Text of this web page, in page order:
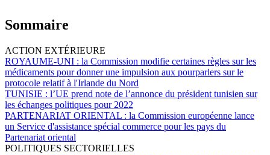
Sommaire
ACTION EXTÉRIEURE
ROYAUME-UNI : la Commission modifie certaines règles sur les
médicaments pour donner une impulsion aux pourparlers sur le
protocole relatif à l'Irlande du Nord
TUNISIE : l’UE prend note de l’annonce du président tunisien sur
les échanges politiques pour 2022
PARTENARIAT ORIENTAL : la Commission européenne lance
un Service d'assistance spécial commerce pour les pays du
Partenariat oriental
POLITIQUES SECTORIELLES